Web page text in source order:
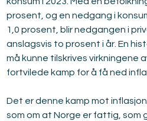
prosent, og en nedgang i
1,0 prosent, blir nedgangen i
anslagsvis to prosent i år. En
må kunne tilskrives virkningene
fortvilede kamp for å få ned
Det er denne kamp mot
som om at Norge er fattig, som